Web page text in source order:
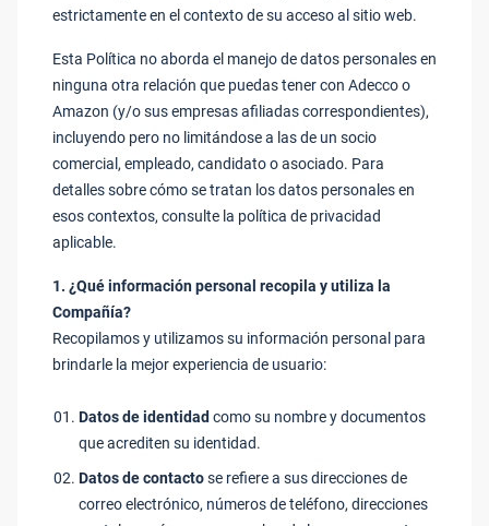
estrictamente en el contexto de su acceso al sitio web.
Esta Política no aborda el manejo de datos personales en
ninguna otra relación que puedas tener con Adecco o
Amazon (y/o sus empresas afiliadas correspondientes),
incluyendo pero no limitándose a las de un socio
comercial, empleado, candidato o asociado. Para
detalles sobre cómo se tratan los datos personales en
esos contextos, consulte la política de privacidad
aplicable.
1. ¿Qué información personal recopila y utiliza la
Compañía?
Recopilamos y utilizamos su información personal para
brindarle la mejor experiencia de usuario:
Datos de identidad como su nombre y documentos
que acrediten su identidad.
Datos de contactose refiere a sus direcciones de
correo electrónico, números de teléfono, direcciones